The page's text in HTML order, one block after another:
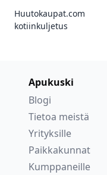
Huutokaupat.com
kotiinkuljetus
Apukuski
Blogi
Tietoa meistä
Yrityksille
Paikkakunnat
Kumppaneille